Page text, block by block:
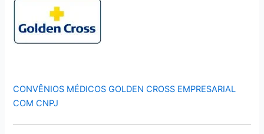
CONVÊNIOS MÉDICOS GOLDEN CROSS EMPRESARIAL
COM CNPJ